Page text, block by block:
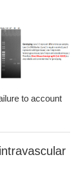
to account